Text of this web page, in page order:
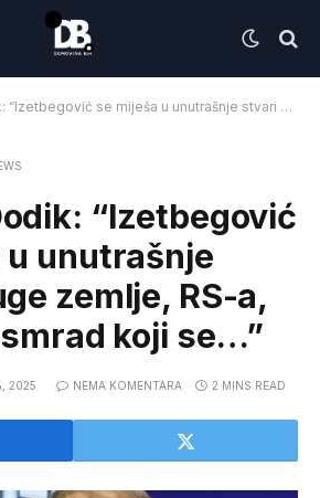
se miješa u unutrašnje stvari druge zemlje, RS-a, to je onaj smrad koji se…”
“Izetbegović
u unutrašnje
zemlje, RS-a,
koji se…”
2025 NEMA KOMENTARA 2 MINS READ